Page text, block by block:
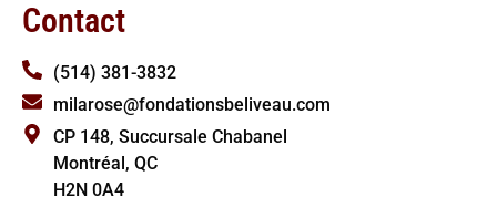
Contact
(514) 381-3832
milarose@fondationsbeliveau.com
CP 148, Succursale Chabanel
Montréal, QC
H2N 0A4